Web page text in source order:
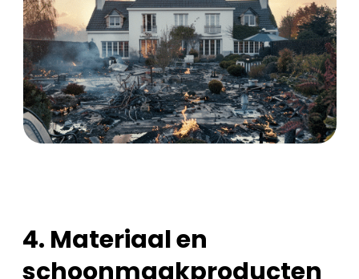
4. Materiaal en
schoonmaakproducten